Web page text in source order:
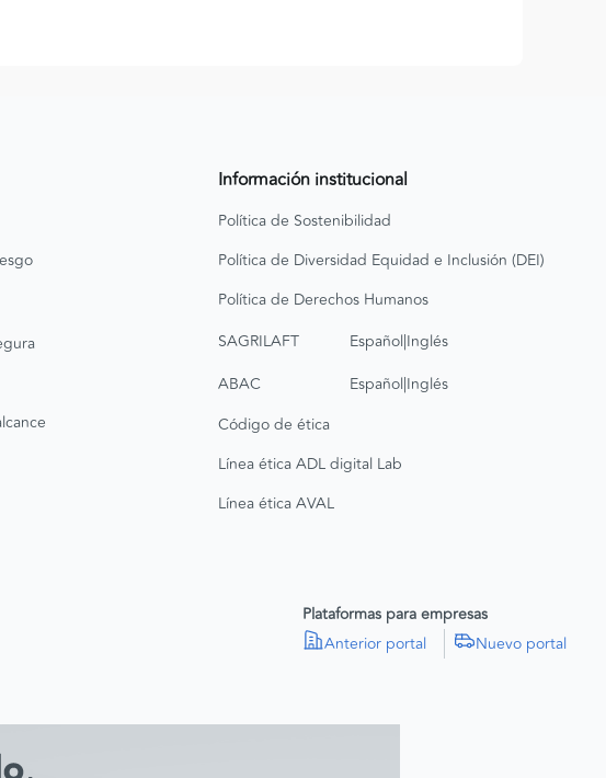
Información institucional
Política de Sostenibilidad
Política de Diversidad Equidad e Inclusión (DEI)
Política de Derechos Humanos
SAGRILAFT
Español|Inglés
ABAC
Español|Inglés
Código de ética
Línea ética ADL digital Lab
Línea ética AVAL
Plataformas para empresas
Anterior portal
Nuevo portal